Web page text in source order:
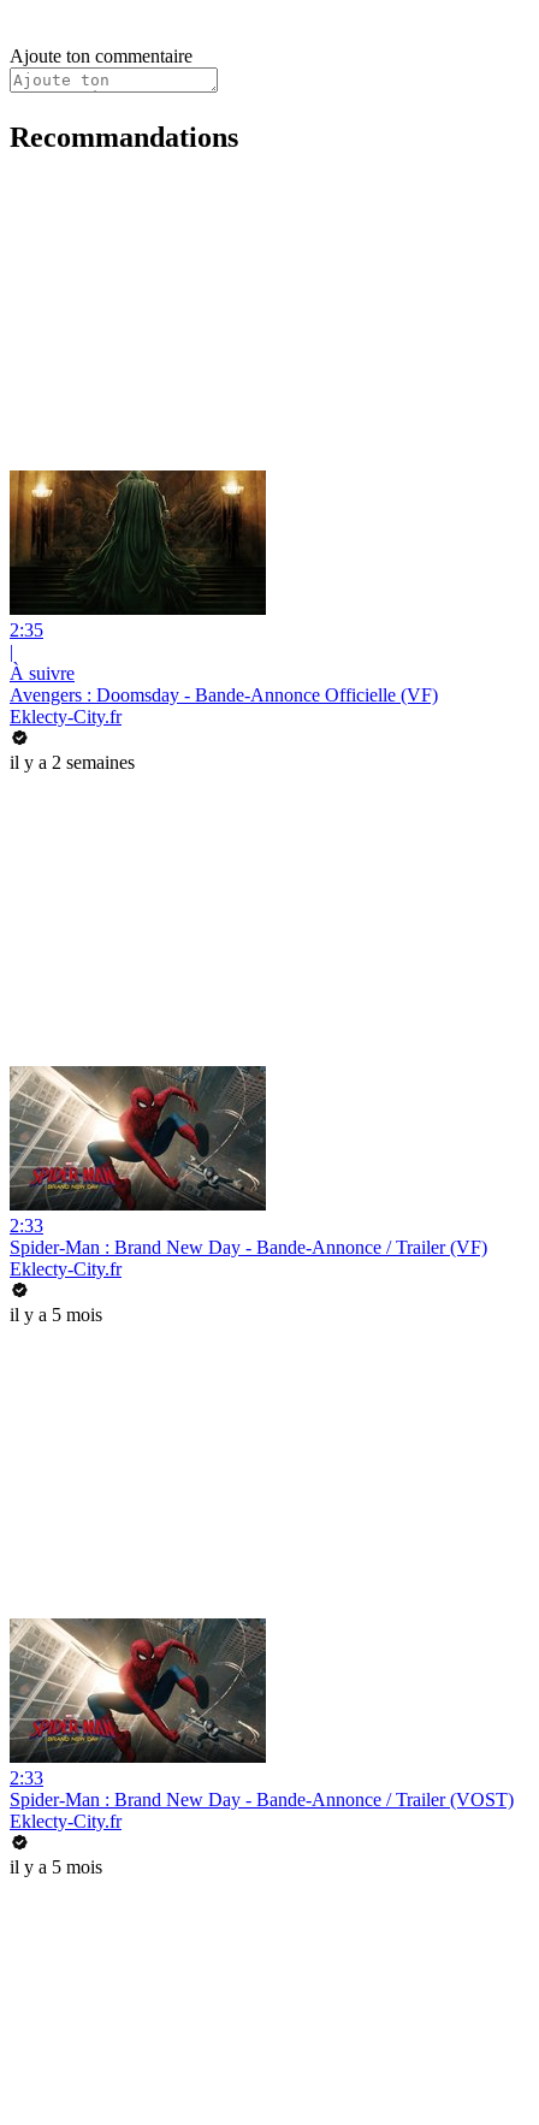
Ajoute ton commentaire
Recommandations
2:35
|
À suivre
Avengers : Doomsday - Bande-Annonce Officielle (VF)
Eklecty-City.fr
il y a 2 semaines
2:33
Spider-Man : Brand New Day - Bande-Annonce / Trailer (VF)
Eklecty-City.fr
il y a 5 mois
2:33
Spider-Man : Brand New Day - Bande-Annonce / Trailer (VOST)
Eklecty-City.fr
il y a 5 mois